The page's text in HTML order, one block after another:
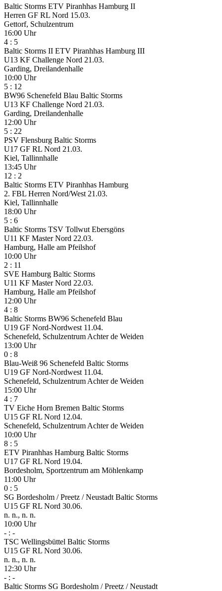
Baltic Storms ETV Piranhhas Hamburg II
Herren GF RL Nord 15.03.
Gettorf, Schulzentrum
16:00 Uhr
4 : 5
Baltic Storms II ETV Piranhhas Hamburg III
U13 KF Challenge Nord 21.03.
Garding, Dreilandenhalle
10:00 Uhr
5 : 12
BW96 Schenefeld Blau Baltic Storms
U13 KF Challenge Nord 21.03.
Garding, Dreilandenhalle
12:00 Uhr
5 : 22
PSV Flensburg Baltic Storms
U17 GF RL Nord 21.03.
Kiel, Tallinnhalle
13:45 Uhr
12 : 2
Baltic Storms ETV Piranhhas Hamburg
2. FBL Herren Nord/West 21.03.
Kiel, Tallinnhalle
18:00 Uhr
5 : 6
Baltic Storms TSV Tollwut Ebersgöns
U11 KF Master Nord 22.03.
Hamburg, Halle am Pfeilshof
10:00 Uhr
2 : 11
SVE Hamburg Baltic Storms
U11 KF Master Nord 22.03.
Hamburg, Halle am Pfeilshof
12:00 Uhr
4 : 8
Baltic Storms BW96 Schenefeld Blau
U19 GF Nord-Nordwest 11.04.
Schenefeld, Schulzentrum Achter de Weiden
13:00 Uhr
0 : 8
Blau-Weiß 96 Schenefeld Baltic Storms
U19 GF Nord-Nordwest 11.04.
Schenefeld, Schulzentrum Achter de Weiden
15:00 Uhr
4 : 7
TV Eiche Horn Bremen Baltic Storms
U15 GF RL Nord 12.04.
Schenefeld, Schulzentrum Achter de Weiden
10:00 Uhr
8 : 5
ETV Piranhhas Hamburg Baltic Storms
U17 GF RL Nord 19.04.
Bordesholm, Sportzentrum am Möhlenkamp
11:00 Uhr
0 : 5
SG Bordesholm / Preetz / Neustadt Baltic Storms
U15 GF RL Nord 30.06.
n. n., n. n.
10:00 Uhr
- : -
TSC Wellingsbüttel Baltic Storms
U15 GF RL Nord 30.06.
n. n., n. n.
12:30 Uhr
- : -
Baltic Storms SG Bordesholm / Preetz / Neustadt